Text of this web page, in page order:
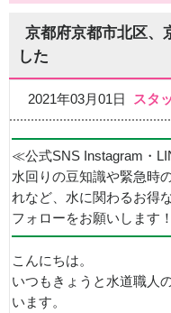
京都府京都市北区、
した
2021年03月01日 スタ
≪公式SNS Instagram・
水回りの豆知識や緊急時
れなど、水に関わるお得
フォローをお願いします！
こんにちは。
いつもきょうと水道職人
います。